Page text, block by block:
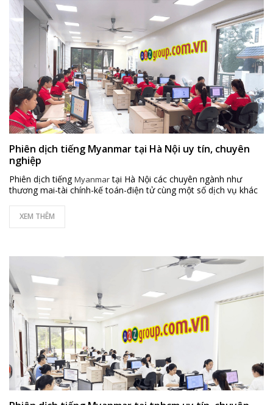
Phiên dịch tiếng Myanmar tại Hà Nội uy tín, chuyên
nghiệp
Phiên dịch tiếngMyanmartại Hà Nội các chuyên ngành như
thương mai-tài chính-kế toán-điện tử cùng một số dịch vụ khác
XEM THÊM